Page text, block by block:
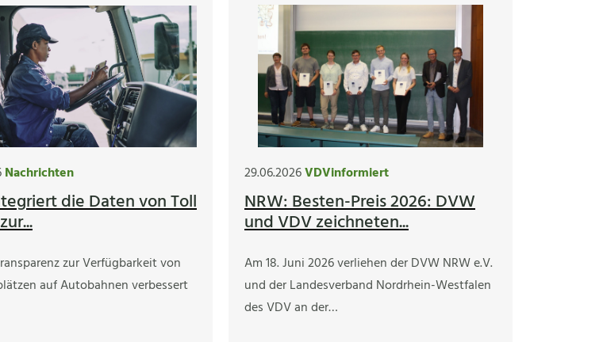
Nachrichten
die Daten von Toll
zur Verfügbarkeit von
auf Autobahnen verbessert
29.06.2026VDVinformiert
NRW: Besten-Preis 2026: DVW
und VDV zeichneten...
Am 18. Juni 2026 verliehen der DVW NRW e.V.
und der Landesverband Nordrhein-Westfalen
des VDV an der…